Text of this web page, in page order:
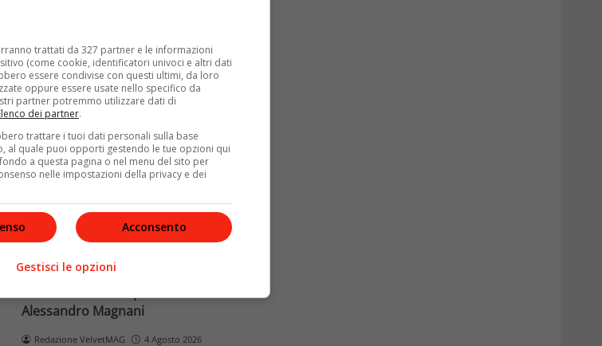
rapporto con la paternità
Leggi di più
News
Paolo Belli, tragico incidente in
Alessandro Magnani
Redazione VelvetMAG 4 Agosto 2026
trattati da 327 partner e le informazioni
(come cookie, identificatori univoci e altri dati
essere condivise con questi ultimi, da loro
oppure essere usate nello specifico da
partner potremmo utilizzare dati di
dei partner.
trattare i tuoi dati personali sulla base
al quale puoi opporti gestendo le tue opzioni qui
a questa pagina o nel menu del sito per
nelle impostazioni della privacy e dei
Acconsento
Gestisci le opzioni